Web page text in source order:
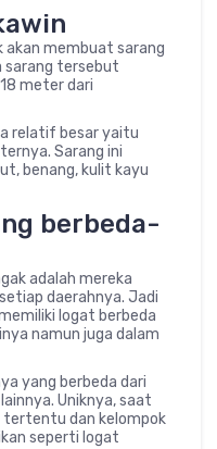
akan membuat sarang
sarang tersebut
meter dari
relatif besar yaitu
Sarang ini
benang, kulit kayu
berbeda-
adalah mereka
daerahnya. Jadi
logat berbeda
namun juga dalam
yang berbeda dari
Uniknya, saat
tertentu dan kelompok
seperti logat